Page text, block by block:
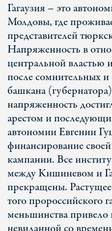
Гагаузия – это
Молдовы, где
представителей
Напряженность в
центральной властью
после сомнительных
башкана
напряженность
арестом и
автономии Евгении
финансирование
кампании. Все
между Кишиневом и
прекращены.
того пророссийского
меньшинства привело